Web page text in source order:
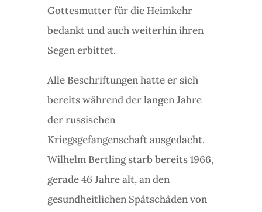
Gottesmutter für die Heimkehr
bedankt und auch weiterhin ihren
Segen erbittet.
Alle Beschriftungen hatte er sich
bereits während der langen Jahre
der russischen
Kriegsgefangenschaft ausgedacht.
Wilhelm Bertling starb bereits 1966,
gerade 46 Jahre alt, an den
gesundheitlichen Spätschäden von